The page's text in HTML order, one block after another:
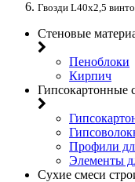
Гвозди L40х2,5
Стеновые
Пеноблоки
Кирпич
Гипсокартонные
Профили
Элементы
Сухие смеси